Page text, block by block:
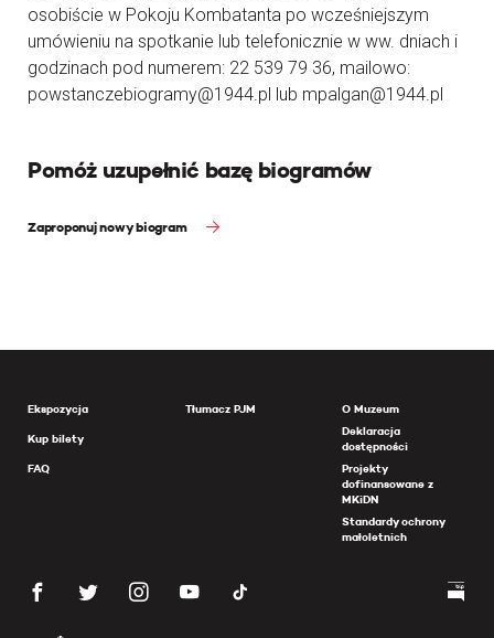
osobiście w Pokoju Kombatanta po wcześniejszym
umówieniu na spotkanie lub telefonicznie w ww. dniach i
godzinach pod numerem: 22 539 79 36, mailowo:
powstanczebiogramy@1944.pl lub mpalgan@1944.pl
Pomóż uzupełnić bazę biogramów
Zaproponuj nowy biogram
Ekspozycja
Kup bilety
FAQ
Tłumacz PJM
O Muzeum
Deklaracja
dostępności
Projekty
dofinansowane z
MKiDN
Standardy ochrony
małoletnich